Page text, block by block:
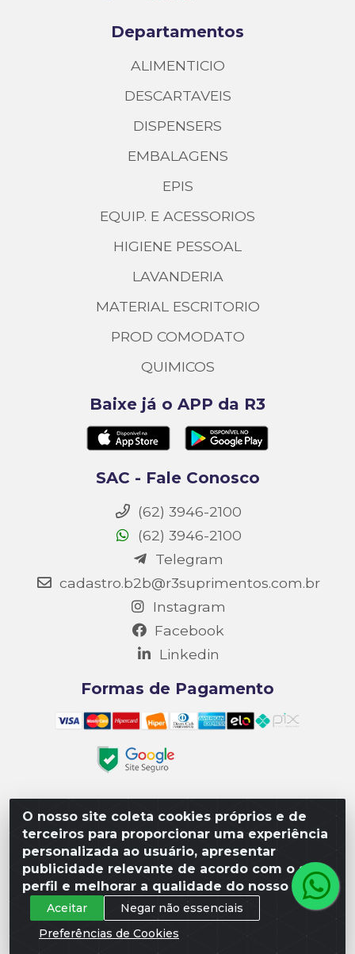
O nosso site coleta cookies próprios e de
terceiros para proporcionar uma experiência
personalizada ao usuário, apresentar
publicidade relevante de acordo com o seu
perfil e melhorar a qualidade do nosso site.
Aceitar
Negar não essenciais
Preferências de Cookies
Departamentos
ALIMENTICIO
DESCARTAVEIS
DISPENSERS
EMBALAGENS
EPIS
EQUIP. E ACESSORIOS
HIGIENE PESSOAL
LAVANDERIA
MATERIAL ESCRITORIO
PROD COMODATO
QUIMICOS
Baixe já o APP da R3
SAC - Fale Conosco
(62) 3946-2100
(62) 3946-2100
Telegram
cadastro.b2b@r3suprimentos.com.br
Instagram
Facebook
Linkedin
Formas de Pagamento
Matriz R3 Suprimentos - Rua 14, Polo Empresarial Goiás
– Etapa III, Quadra: 15; Lote 04, Aparecida de
Goiânia/GO, CEP 74985-182. - CNPJ 10.641.901/0001-16